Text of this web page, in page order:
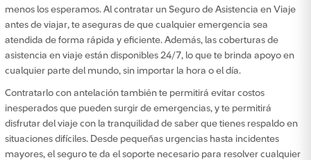
menos los esperamos. Al contratar un Seguro de Asistencia en Viaje
antes de viajar, te aseguras de que cualquier emergencia sea
atendida de forma rápida y eficiente. Además, las coberturas de
asistencia en viaje están disponibles 24/7, lo que te brinda apoyo en
cualquier parte del mundo, sin importar la hora o el día.
Contratarlo con antelación también te permitirá evitar costos
inesperados que pueden surgir de emergencias, y te permitirá
disfrutar del viaje con la tranquilidad de saber que tienes respaldo en
situaciones difíciles. Desde pequeñas urgencias hasta incidentes
mayores, el seguro te da el soporte necesario para resolver cualquier